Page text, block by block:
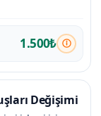
1.500₺
Değişimi